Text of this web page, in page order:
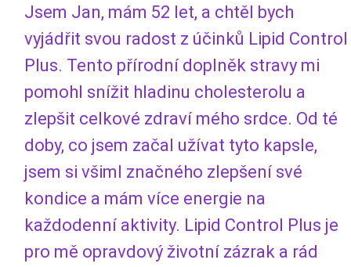
Jsem Jan, mám 52 let, a chtěl bych
vyjádřit svou radost z účinků Lipid Control
Plus. Tento přírodní doplněk stravy mi
pomohl snížit hladinu cholesterolu a
zlepšit celkové zdraví mého srdce. Od té
doby, co jsem začal užívat tyto kapsle,
jsem si všiml značného zlepšení své
kondice a mám více energie na
každodenní aktivity. Lipid Control Plus je
pro mě opravdový životní zázrak a rád